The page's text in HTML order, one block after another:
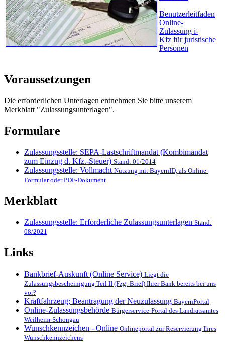
Benutzerleitfaden
Online-
Zulassung i-
Kfz für juristische
Personen
Voraussetzungen
Die erforderlichen Unterlagen entnehmen Sie bitte unserem
Merkblatt "Zulassungsunterlagen".
Formulare
Zulassungsstelle: SEPA-Lastschriftmandat (Kombimandat
zum Einzug d. Kfz.-Steuer) Stand: 01/2014
Zulassungsstelle: Vollmacht Nutzung mit BayernID, als Online-
Formular oder PDF-Dokument
Merkblatt
Zulassungsstelle: Erforderliche Zulassungsunterlagen Stand:
08/2021
Links
Bankbrief-Auskunft (Online Service) Liegt die
Zulassungsbescheinigung Teil II (Fzg.-Brief) Ihrer Bank bereits bei uns
vor?
Kraftfahrzeug; Beantragung der Neuzulassung BayernPortal
Online-Zulassungsbehörde Bürgerservice-Portal des Landratsamtes
Weilheim-Schongau
Wunschkennzeichen - Online Onlineportal zur Reservierung Ihres
Wunschkennzeichens